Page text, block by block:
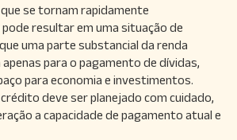
se tornam rapidamente
resultar em uma situação de
uma parte substancial da renda
para o pagamento de dívidas,
para economia e investimentos.
deve ser planejado com cuidado,
a capacidade de pagamento atual e